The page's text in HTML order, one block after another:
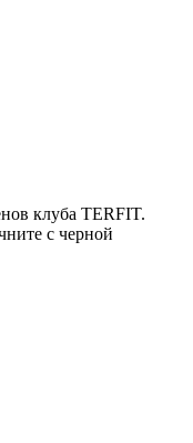
клуба TERFIT.
с черной